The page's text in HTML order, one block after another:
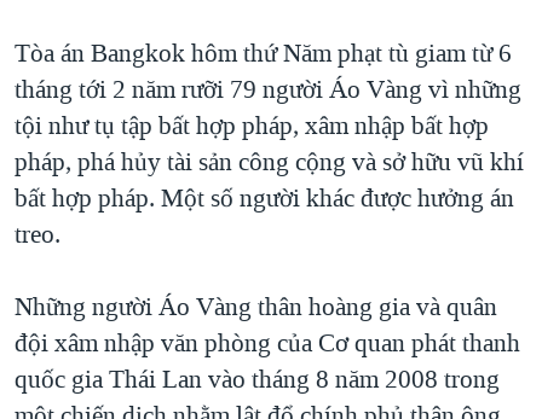
NGƯ DÂN VIỆT VÀ LÀN SÓNG TRỘM HẢI SÂM
BÊN KIA QUỐC LỘ: TIẾNG VỌNG TỪ NÔNG THÔN MỸ
QUAN HỆ VIỆT MỸ
Tòa án Bangkok hôm thứ Năm phạt tù giam từ 6
tháng tới 2 năm rưỡi 79 người Áo Vàng vì những
tội như tụ tập bất hợp pháp, xâm nhập bất hợp
pháp, phá hủy tài sản công cộng và sở hữu vũ khí
bất hợp pháp. Một số người khác được hưởng án
treo.
Những người Áo Vàng thân hoàng gia và quân
đội xâm nhập văn phòng của Cơ quan phát thanh
quốc gia Thái Lan vào tháng 8 năm 2008 trong